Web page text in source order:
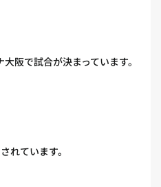
阪で試合が決まっています。
れています。